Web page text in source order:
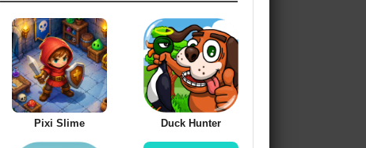
Pixi Slime Duck Hunter